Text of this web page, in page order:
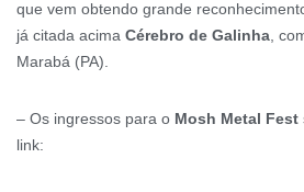
que vem obtendo grande
já citada acima Cérebro de Galinha ,
Marabá (PA).
– Os ingressos para o Mosh Metal Fest
link: